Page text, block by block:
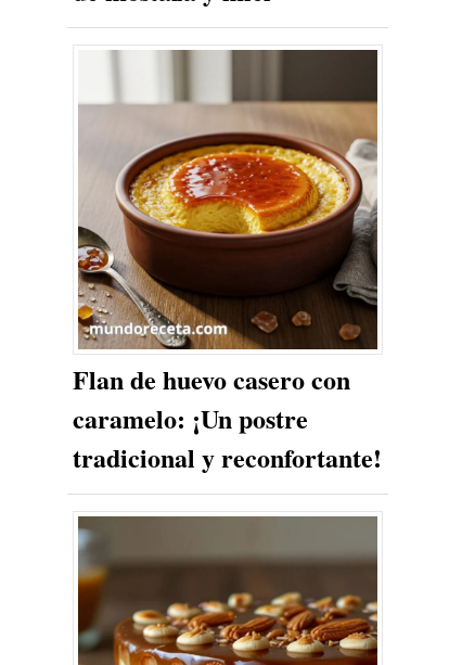
Flan de huevo casero con
caramelo: ¡Un postre
tradicional y reconfortante!